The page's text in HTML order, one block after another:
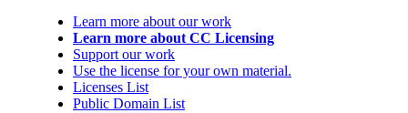
Learn more about our work
Learn more about CC Licensing
Support our work
Use the license for your own material.
Licenses List
Public Domain List